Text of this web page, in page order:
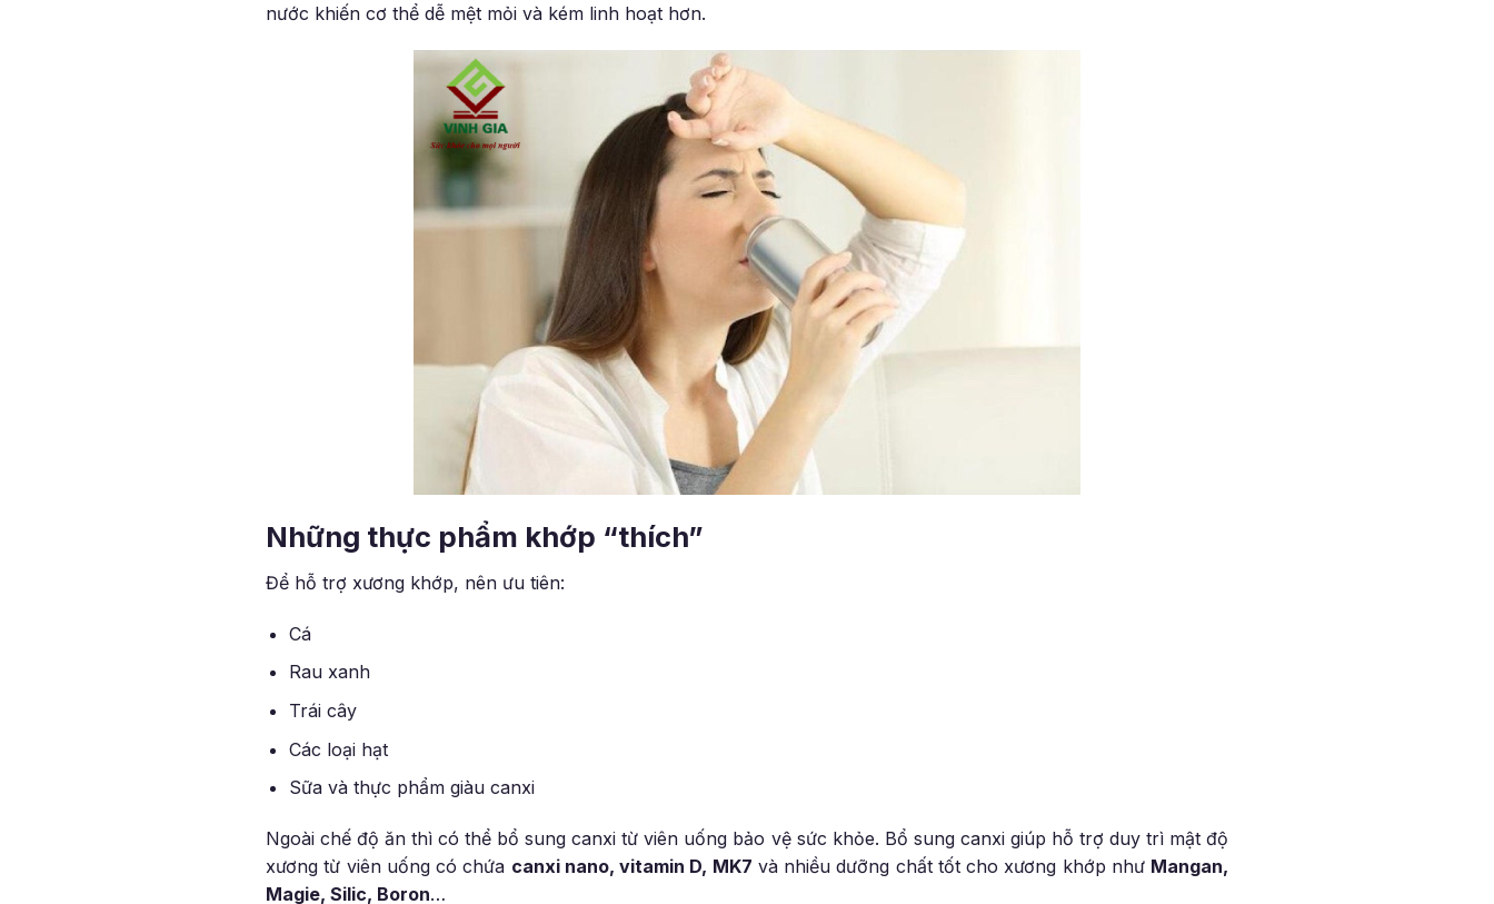
nước khiến cơ thể dễ mệt mỏi và kém linh hoạt hơn.
Những thực phẩm khớp “thích”
Để hỗ trợ xương khớp, nên ưu tiên:
Cá
Rau xanh
Trái cây
Các loại hạt
Sữa và thực phẩm giàu canxi
Ngoài chế độ ăn thì có thể bổ sung canxi từ viên uống bảo vệ sức khỏe. Bổ sung canxi giúp hỗ trợ duy trì mật độ
xương từ viên uống có chứa canxi nano, vitamin D, MK7 và nhiều dưỡng chất tốt cho xương khớp như Mangan,
Magie, Silic, Boron…